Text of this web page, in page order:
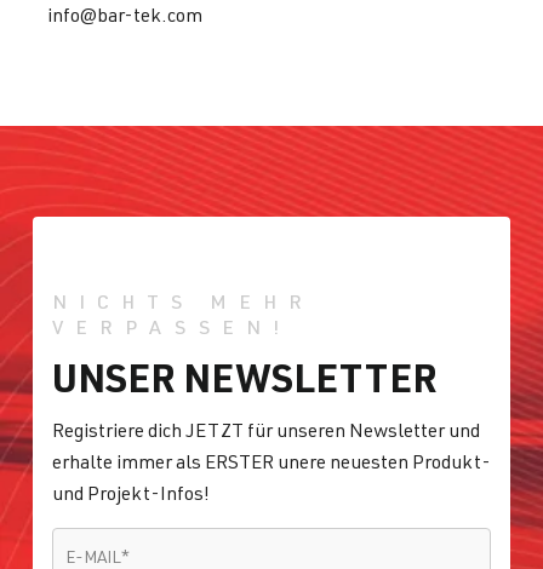
info@bar-tek.com
NICHTS MEHR
VERPASSEN!
UNSER NEWSLETTER
Registriere dich JETZT für unseren Newsletter und
erhalte immer als ERSTER unere neuesten Produkt-
und Projekt-Infos!
E-MAIL *